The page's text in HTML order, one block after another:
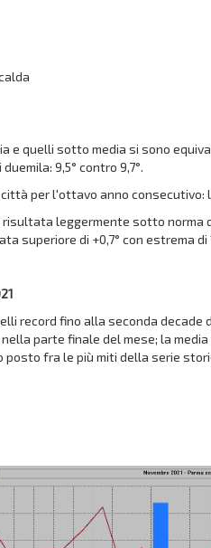
e quelli sotto media si sono
9,5° contro 9,7°.
per l'ottavo anno
risultata leggermente sotto norma
superiore di +0,7° con estrema di
record fino alla seconda
parte finale del mese; la
posto fra le più miti della serie